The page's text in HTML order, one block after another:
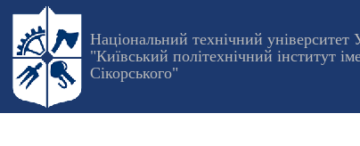
Перейти
основного
вмісту
Національний технічний університет
"Київський політехнічний інститут
Сікорського"